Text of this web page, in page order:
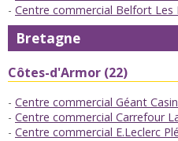
Centre commercial Belfort Les
Bretagne
Côtes-d'Armor (22)
Centre commercial Géant
Centre commercial Carrefour
Centre commercial E.Leclerc